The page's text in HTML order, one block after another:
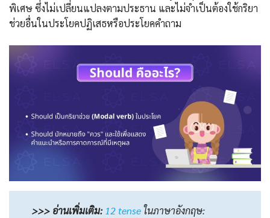
พิเศษ ซึ่งไม่เปลี่ยนแปลงตามประธาน และไม่จำเป็นต้องใช้กริยา
ช่วยอื่นในประโยคปฏิเสธหรือประโยคคำถาม
>>> อ่านเพิ่มเติม: 12 tenseในภาษาอังกฤษ: